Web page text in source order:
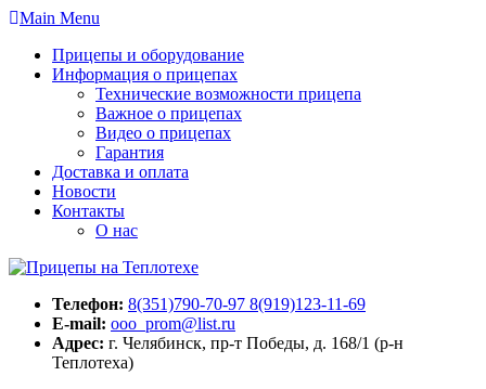
Skip
content
Main Menu
Прицепы и оборудование
Информация о прицепах
Технические возможности прицепа
Важное о прицепах
Видео о прицепах
Гарантия
Доставка и оплата
Новости
Контакты
О нас
Телефон: 8(351)790-70-97 8(919)123-11-69
E-mail: ooo_prom@list.ru
Адрес: г. Челябинск, пр-т Победы, д. 168/1 (р-н
Теплотеха)